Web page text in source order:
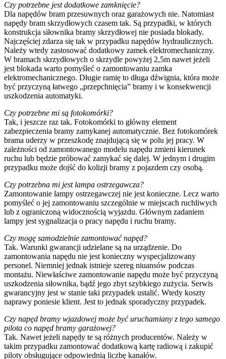
Czy potrzebne jest dodatkowe zamknięcie?
Dla napędów bram przesuwnych oraz garażowych nie. Natomiast
napędy bram skrzydłowych czasem tak. Są przypadki, w których
konstrukcja siłownika bramy skrzydłowej nie posiada blokady.
Najczęściej zdarza się tak w przypadku napędów hydraulicznych.
Należy wtedy zastosować dodatkowy zamek elektromechaniczny.
W bramach skrzydłowych o skrzydle powyżej 2,5m nawet jeżeli
jest blokada warto pomyśleć o zamontowaniu zamka
elektromechanicznego. Długie ramię to długa dźwignia, która może
być przyczyną łatwego „przepchnięcia” bramy i w konsekwencji
uszkodzenia automatyki.
Czy potrzebne mi są fotokomórki?
Tak, i jeszcze raz tak. Fotokomórki to główny element
zabezpieczenia bramy zamykanej automatycznie. Bez fotokomórek
brama uderzy w przeszkodę znajdującą się w polu jej pracy. W
zależności od zamontowanego modelu napędu zmieni kierunek
ruchu lub będzie próbować zamykać się dalej. W jednym i drugim
przypadku może dojść do kolizji bramy z pojazdem czy osobą.
Czy potrzebna mi jest lampa ostrzegawcza?
Zamontowanie lampy ostrzegawczej nie jest konieczne. Lecz warto
pomyśleć o jej zamontowaniu szczególnie w miejscach ruchliwych
lub z ograniczoną widocznością wyjazdu. Głównym zadaniem
lampy jest sygnalizacja o pracy napędu i ruchu bramy.
Czy mogę samodzielnie zamontować napęd?
Tak. Warunki gwarancji udzielane są na urządzenie. Do
zamontowania napędu nie jest konieczny wyspecjalizowany
personel. Niemniej jednak istnieje szereg niuansów podczas
montażu. Niewłaściwe zamontowanie napędu może być przyczyną
uszkodzenia siłownika, bądź jego zbyt szybkiego zużycia. Serwis
gwarancyjny jest w stanie taki przypadek ustalić. Wtedy koszty
naprawy poniesie klient. Jest to jednak sporadyczny przypadek.
Czy napęd bramy wjazdowej może być uruchamiany z tego samego
pilota co napęd bramy garażowej?
Tak. Nawet jeżeli napędy te są różnych producentów. Należy w
takim przypadku zamontować dodatkową kartę radiową i zakupić
piloty obsługujące odpowiednią liczbę kanałów.